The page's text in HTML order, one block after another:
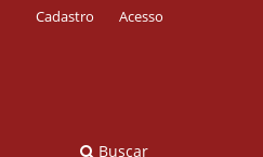
Buscar
Cadastro Acesso